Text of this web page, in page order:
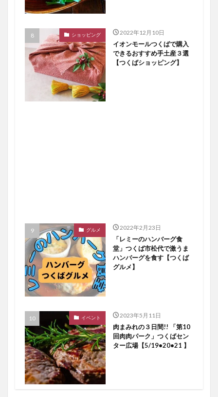
ショッピング 2022年12月10日
イオンモールつくばで購入
できるおすすめ手土産３選
【つくばショッピング】
グルメ 2022年2月23日
「レミーのハンバーグ食
堂」つくば市松代で激うま
ハンバーグを食す【つくば
グルメ】
イベント 2023年5月11日
肉まみれの３日間!! 「第10
回肉肉パーク」つくばセン
ター広場【5/19•20•21 】